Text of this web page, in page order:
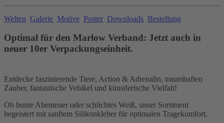
Welten Galerie Motive Poster Downloads Bestellung
Optimal für den Marlow Verband: Jetzt auch in
neuer 10er Verpackungseinheit.
Entdecke faszinierende Tiere, Action & Adrenalin, traumhaften
Zauber, fantastische Vehikel und künstlerische Vielfalt!
Ob bunte Abenteuer oder schlichtes Weiß, unser Sortiment
begeistert mit sanftem Silikonkleber für optimalen Tragekomfort.